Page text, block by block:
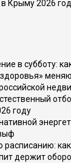
в Крыму 2026
в субботу:
году
расписанию: как
держит